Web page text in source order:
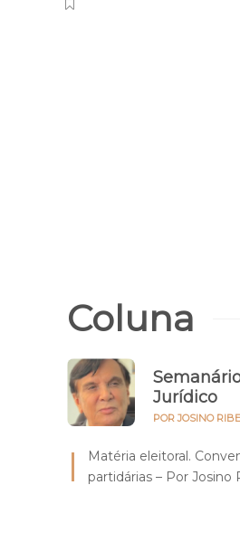
Coluna
Jurídico
POR JOSINO
Matéria eleitoral.
partidárias – Por Josino